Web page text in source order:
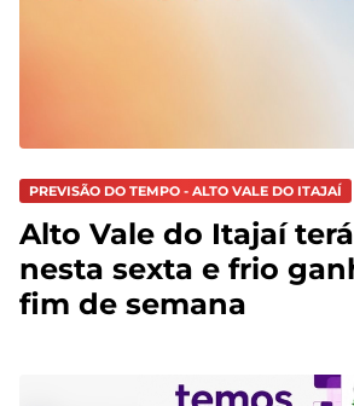
PREVISÃO DO TEMPO - ALTO VALE DO ITAJAÍ
Alto Vale do Itajaí
nesta sexta e frio
fim de semana